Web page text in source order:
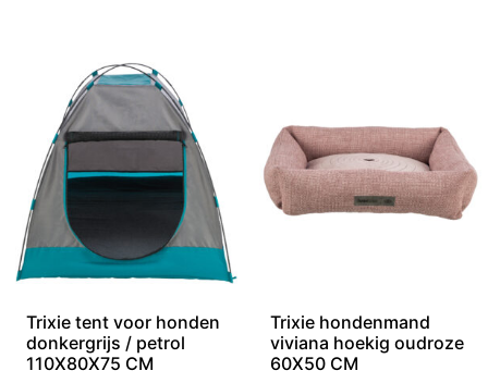
Trixie tent voor honden
donkergrijs / petrol
110X80X75 CM
Trixie hondenmand
viviana hoekig oudroze
60X50 CM